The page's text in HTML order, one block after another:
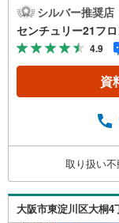
駅」まで徒
周辺にスー
高いおしゃ
お子様がい
分・我孫
お金の扱
チームあ
要になった
ーがご提案
サポートい
ため、より
ださい！
シルバー推奨店
センチュリー21フ
4.9
資
取り扱い
大阪市東淀川区大桐4